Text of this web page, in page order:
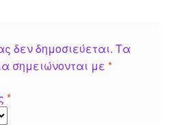
δεν δημοσιεύεται. Τα
σημειώνονται με *
*